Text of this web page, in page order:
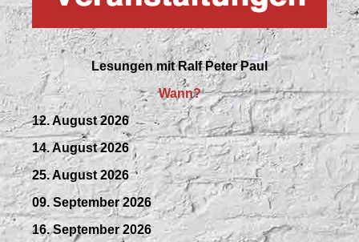
Lesungen mitRalf Peter Paul
Wann?
12. August 2026
14. August 2026
25. August 2026
09.September2026
16. September 2026